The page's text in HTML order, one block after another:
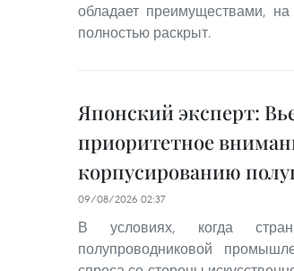
обладает преимуществами,
полностью раскрыт.
Японский эксперт:
приоритетное
корпусированию
09/08/2026 02:37
В условиях, когда
полупроводниковой